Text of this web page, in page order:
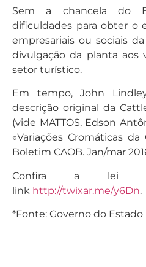
Sem a chancela do
dificuldades para obter o
empresariais ou sociais
divulgação da planta aos
setor turístico.
Em tempo, John
descrição original da
(vide MATTOS, Edson
«Variações Cromáticas da
Boletim CAOB. Jan/mar
Confira a lei
link http://twixar.me/y6Dn.
*Fonte: Governo do Estado